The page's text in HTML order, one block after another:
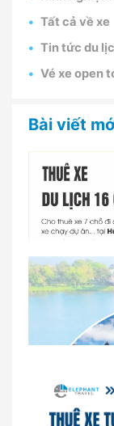
Tất cả về xe
Tin tức du
Vé xe open
Bài viết
Dịch vụ thuê